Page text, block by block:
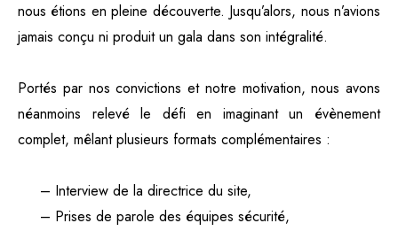
nous étions en pleine découverte. Jusqu’alors, nous n’avions
jamais conçu ni produit un gala dans son intégralité.
Portés par nos convictions et notre motivation, nous avons
néanmoins relevé le défi en imaginant un évènement
complet, mêlant plusieurs formats complémentaires :
– Interview de la directrice du site,
– Prises de parole des équipes sécurité,